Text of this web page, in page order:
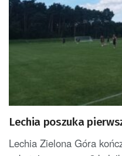
Lechia poszuka
Lechia Zielona Góra